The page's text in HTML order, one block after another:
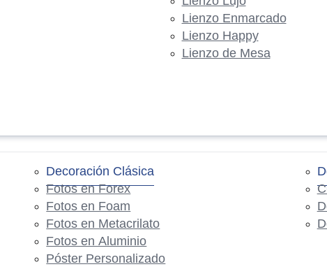
Lienzo Enmarcado
Lienzo Happy
Lienzo de Mesa
Decoración Clásica
Fotos en Forex
Fotos en Foam
Fotos en Metacrilato
Fotos en Aluminio
Póster Personalizado